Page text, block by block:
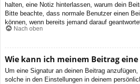
halten, eine Notiz hinterlassen, warum dein
Bitte beachte, dass normale Benutzer einen
können, wenn bereits jemand darauf
Nach oben
Wie kann ich meinem Beitrag
Um eine Signatur an deinen Beitrag
solche in den Einstellungen in deinem